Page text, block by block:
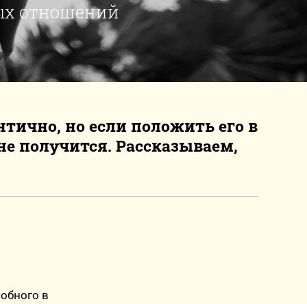
отношений
но если положить его в
получится. Рассказываем,
в